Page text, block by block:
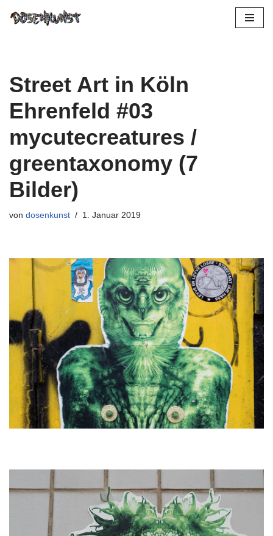
Street Art in Köln
Ehrenfeld #03
mycutecreatures /
greentaxonomy (7
Bilder)
von dosenkunst 1. Januar 2019